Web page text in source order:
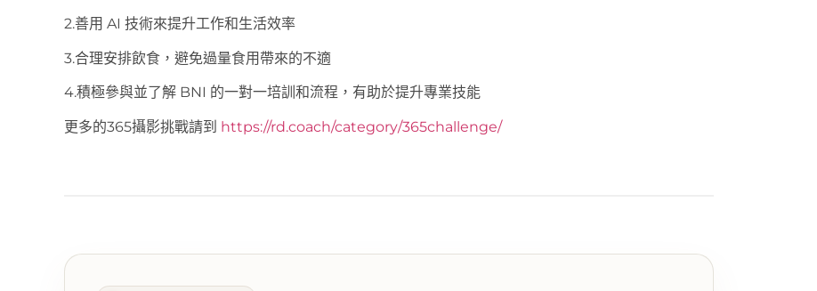
2.善用 AI 技術來提升工作和生活效率
3.合理安排飲食，避免過量食用帶來的不適
4.積極參與並了解 BNI 的一對一培訓和流程，有助於提升專業技能
更多的365攝影挑戰請到 https://rd.coach/category/365challenge/